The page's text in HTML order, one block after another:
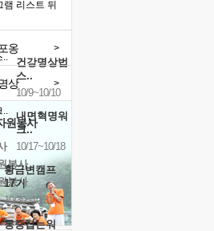
건강명상법
스..
10/9~10/10
내면혁명워
크..
10/17~10/18
황금변캠프
17기
10/30~10/31
통증잡는워
상 >
옹 >
원봉사
봉사
봉사